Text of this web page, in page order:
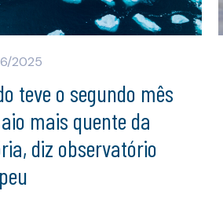
2025
teve o segundo mês
mais quente da
diz observatório